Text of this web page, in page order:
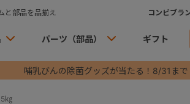
と部品を品揃え コンビブラ
パーツ（部品） ギフト
哺乳びんの除菌グッズが当たる！8/31ま
㎏